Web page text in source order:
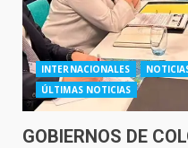
INTERNACIONALES
ÚLTIMAS NOTICIAS
GOBIERNOS DE